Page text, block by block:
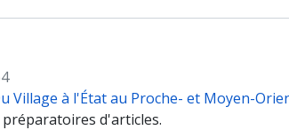
Village à l'État au Proche- et Moyen-
d'articles.